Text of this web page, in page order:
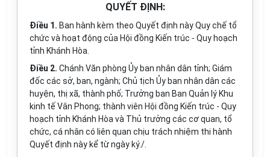
QUYẾT ĐỊNH:
Điều 1. Ban hành kèm theo Quyết định này Quy chế tổ
chức và hoạt động của Hội đồng Kiến trúc - Quy hoạch
tỉnh Khánh Hòa.
Điều 2. Chánh Văn phòng Ủy ban nhân dân tỉnh; Giám
đốc các sở, ban, ngành; Chủ tịch Ủy ban nhân dân các
huyện, thị xã, thành phố; Trưởng ban Ban Quản lý Khu
kinh tế Vân Phong; thành viên Hội đồng Kiến trúc - Quy
hoạch tỉnh Khánh Hòa và Thủ trưởng các cơ quan, tổ
chức, cá nhân có liên quan chịu trách nhiệm thi hành
Quyết định này kể từ ngày ký./.